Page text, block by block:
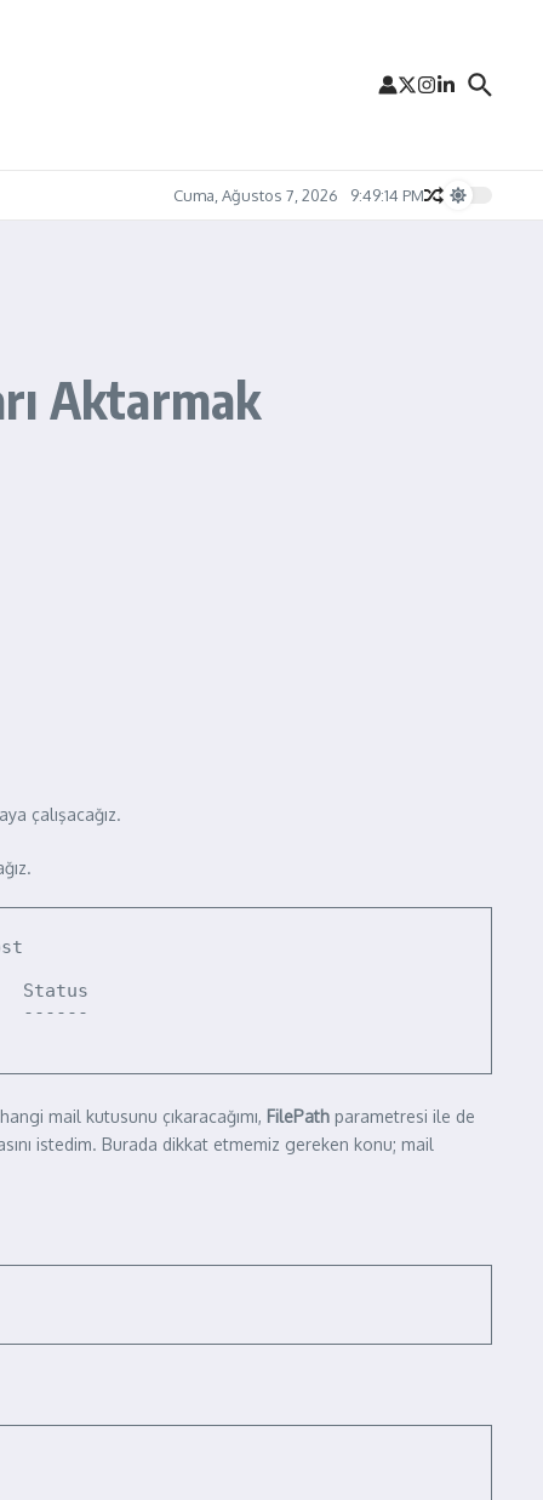
Cuma, Ağustos 7, 2026 9:49:15 PM
Aktarmak
çalışacağız.
------
mail kutusunu çıkaracağımı, FilePath parametresi ile de
istedim. Burada dikkat etmemiz gereken konu; mail